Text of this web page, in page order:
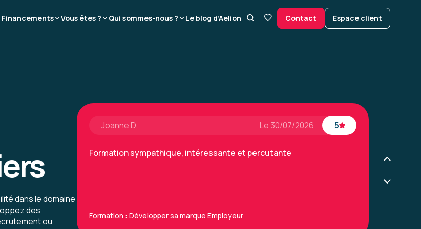
Vous êtes ? Qui sommes-nous ? Le blog d’Aelion Contact Espace client
dans le domaine
des
ou
Très dense
Joanne D. Le 30/07/2026 5
Formation sympathique, intéressante et percutante
Formation : Développer sa marque Employeur